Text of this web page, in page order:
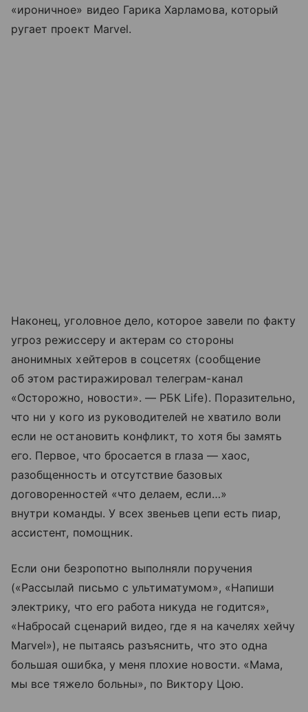
«ироничное» видео Гарика Харламова, который
ругает проект Marvel.
Наконец, уголовное дело, которое завели по факту
угроз режиссеру и актерам со стороны
анонимных хейтеров в соцсетях (сообщение
об этом растиражировал телеграм-канал
«Осторожно, новости». — РБК Life). Поразительно,
что ни у кого из руководителей не хватило воли
если не остановить конфликт, то хотя бы замять
его. Первое, что бросается в глаза — хаос,
разобщенность и отсутствие базовых
договоренностей «что делаем, если…»
внутри команды. У всех звеньев цепи есть пиар,
ассистент, помощник.
Если они безропотно выполняли поручения
(«Рассылай письмо с ультиматумом», «Напиши
электрику, что его работа никуда не годится»,
«Набросай сценарий видео, где я на качелях хейчу
Marvel»), не пытаясь разъяснить, что это одна
большая ошибка, у меня плохие новости. «Мама,
мы все тяжело больны», по Виктору Цою.